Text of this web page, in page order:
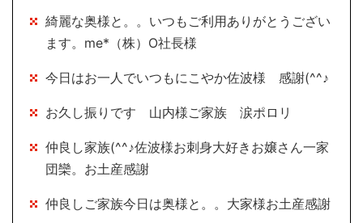
綺麗な奥様と。。いつもご利用ありがとうござい
ます。me*（株）O社長様
今日はお一人でいつもにこやか佐波様 感謝(^^♪
お久し振りです 山内様ご家族 涙ポロリ
仲良し家族(^^♪佐波様お刺身大好きお嬢さん一家
団欒。お土産感謝
仲良しご家族今日は奥様と。。大家様お土産感謝